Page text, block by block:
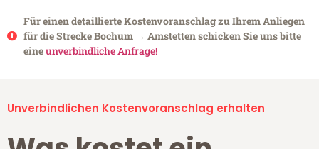
Für einen detaillierte Kostenvoranschlag zu Ihrem Anliegen
für die Strecke Bochum → Amstetten schicken Sie uns bitte
eineunverbindliche Anfrage!
Unverbindlichen Kostenvoranschlag erhalten